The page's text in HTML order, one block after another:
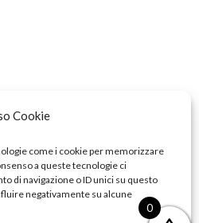
Cookie
come i cookie per memorizzare
a queste tecnologie ci
di navigazione o ID unici su questo
negativamente su alcune
0